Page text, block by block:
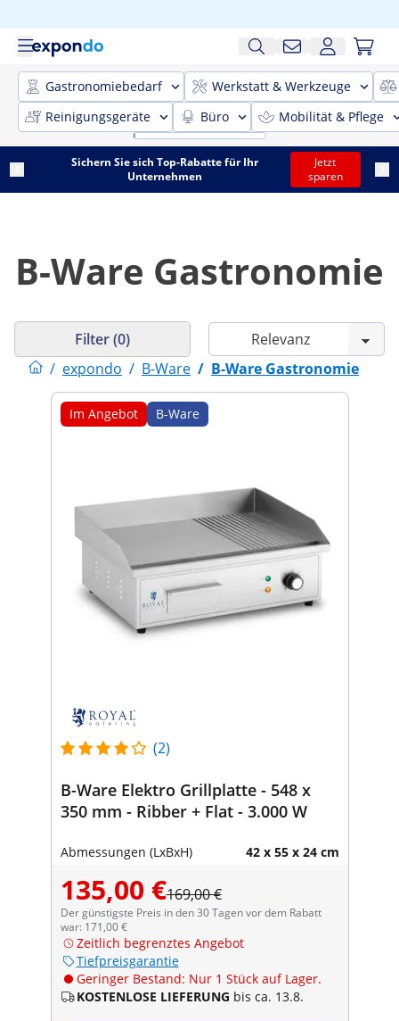
Gastronomiebedarf
Werkstatt & Werkzeuge
Reinigungsgeräte
Büro Mobilität & Pflege
Sichern Sie sich Top-Rabatte für Ihr
Unternehmen
Jetzt
sparen
B-Ware Gastronomie
/ expondo / B-Ware / B-Ware Gastronomie
Filter (0)
Im Angebot B-Ware
(2)
B-Ware Elektro Grillplatte - 548 x
350 mm - Ribber + Flat - 3.000 W
Abmessungen (LxBxH) 42 x 55 x 24 cm
135,00 €169,00 €
Der günstigste Preis in den 30 Tagen vor dem Rabatt
war: 171,00 €
Zeitlich begrenztes Angebot
Tiefpreisgarantie
Geringer Bestand: Nur 1 Stück auf Lager.
KOSTENLOSE LIEFERUNG bis ca. 13.8.